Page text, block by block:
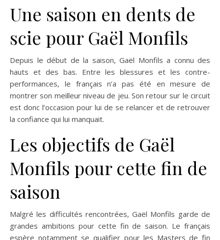
Une saison en dents de
scie pour Gaël Monfils
Depuis le début de la saison, Gaël Monfils a connu des
hauts et des bas. Entre les blessures et les contre-
performances, le français n’a pas été en mesure de
montrer son meilleur niveau de jeu. Son retour sur le circuit
est donc l’occasion pour lui de se relancer et de retrouver
la confiance qui lui manquait.
Les objectifs de Gaël
Monfils pour cette fin de
saison
Malgré les difficultés rencontrées, Gaël Monfils garde de
grandes ambitions pour cette fin de saison. Le français
espère notamment se qualifier pour les Masters de fin